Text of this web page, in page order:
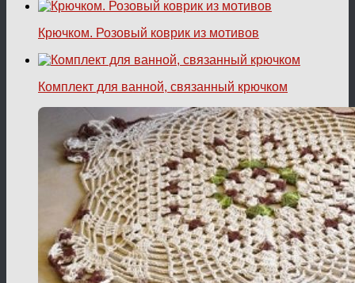
Крючком. Розовый коврик из мотивов
Комплект для ванной, связанный крючком